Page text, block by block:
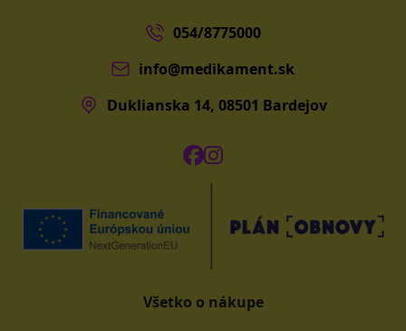
054/8775000
info@medikament.sk
Duklianska 14, 08501 Bardejov
Všetko o nákupe